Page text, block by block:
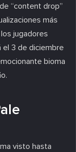
“content drop”
más
jugadores
el 3 de diciembre
bioma
visto hasta